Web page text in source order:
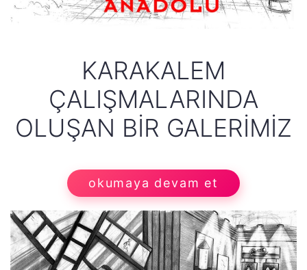
KARAKALEM
ÇALIŞMALARINDA
OLUŞAN BIR GALERIMIZ
okumaya devam et